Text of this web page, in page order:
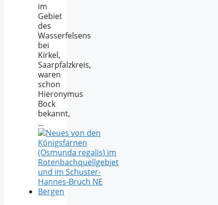
im
Gebiet
des
Wasserfelsens
bei
Kirkel,
Saarpfalzkreis,
waren
schon
Hieronymus
Bock
bekannt,
…